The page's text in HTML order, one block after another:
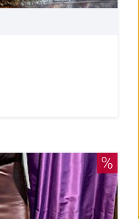
%